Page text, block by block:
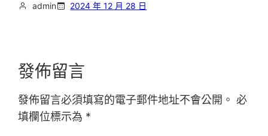
admin 2024 年 12 月 28 日
發佈留言
發佈留言必須填寫的電子郵件地址不會公開。 必
填欄位標示為 *